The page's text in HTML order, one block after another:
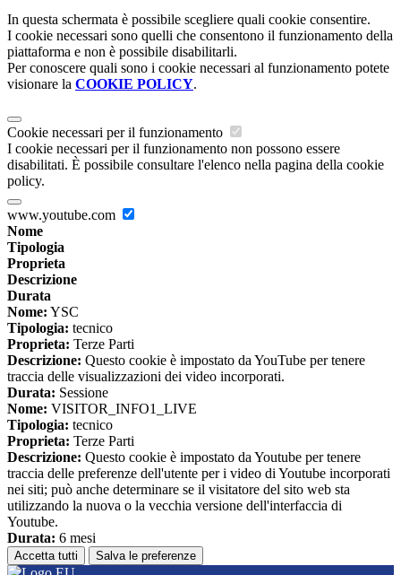
In questa schermata è possibile scegliere quali cookie consentire.
I cookie necessari sono quelli che consentono il funzionamento della
piattaforma e non è possibile disabilitarli.
Per conoscere quali sono i cookie necessari al funzionamento potete
visionare la COOKIE POLICY.
Cookie necessari per il funzionamento
I cookie necessari per il funzionamento non possono essere
disabilitati. È possibile consultare l'elenco nella pagina della cookie
policy.
www.youtube.com
Nome
Tipologia
Proprieta
Descrizione
Durata
Nome: YSC
Tipologia: tecnico
Proprieta: Terze Parti
Descrizione: Questo cookie è impostato da YouTube per tenere
traccia delle visualizzazioni dei video incorporati.
Durata: Sessione
Nome: VISITOR_INFO1_LIVE
Tipologia: tecnico
Proprieta: Terze Parti
Descrizione: Questo cookie è impostato da Youtube per tenere
traccia delle preferenze dell'utente per i video di Youtube incorporati
nei siti; può anche determinare se il visitatore del sito web sta
utilizzando la nuova o la vecchia versione dell'interfaccia di
Youtube.
Durata: 6 mesi
Accetta tutti Salva le preferenze